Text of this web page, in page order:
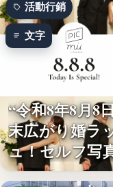
活動行銷
文字
“令和8年8月8
末広がり婚ラ
ュ！セルフ写
「…